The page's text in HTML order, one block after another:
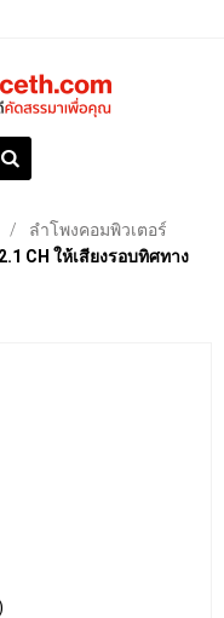
ลำโพงคอมพิวเตอร์
CH ให้เสียงรอบทิศทาง